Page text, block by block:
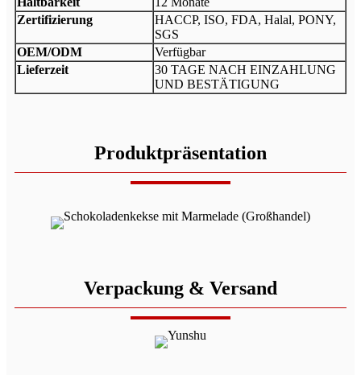
Zertifizierung
HACCP, ISO, FDA, Halal, PONY,
SGS
OEM/ODM
Verfügbar
Lieferzeit
30 TAGE NACH EINZAHLUNG
UND BESTÄTIGUNG
Produktpräsentation
Verpackung & Versand